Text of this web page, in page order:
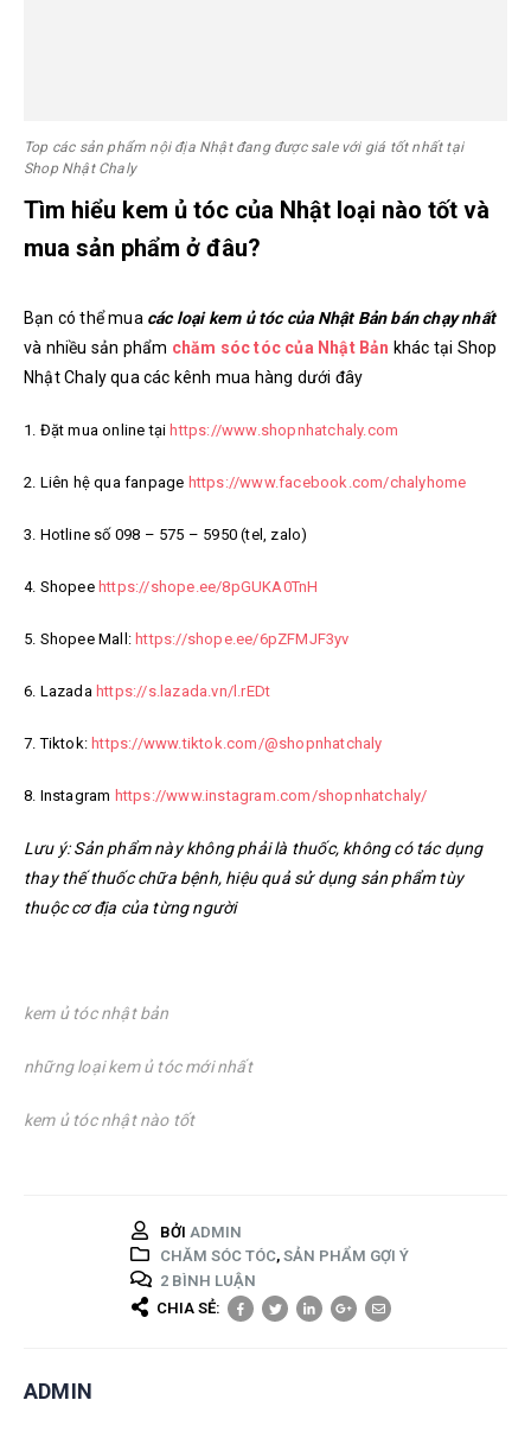
Top các sản phẩm nội địa Nhật đang được sale với giá tốt nhất tại
Shop Nhật Chaly
Tìm hiểu kem ủ tóc của Nhật loại nào tốt và
mua sản phẩm ở đâu?
Bạn có thể mua các loại kem ủ tóc của Nhật Bản bán chạy nhất
và nhiều sản phẩm chăm sóc tóc của Nhật Bản khác tại Shop
Nhật Chaly qua các kênh mua hàng dưới đây
1. Đặt mua online tại https://www.shopnhatchaly.com
2. Liên hệ qua fanpage https://www.facebook.com/chalyhome
3. Hotline số 098 – 575 – 5950 (tel, zalo)
4. Shopee https://shope.ee/8pGUKA0TnH
5. Shopee Mall: https://shope.ee/6pZFMJF3yv
6. Lazada https://s.lazada.vn/l.rEDt
7. Tiktok: https://www.tiktok.com/@shopnhatchaly
8. Instagram https://www.instagram.com/shopnhatchaly/
Lưu ý: Sản phẩm này không phải là thuốc, không có tác dụng
thay thế thuốc chữa bệnh, hiệu quả sử dụng sản phẩm tùy
thuộc cơ địa của từng người
kem ủ tóc nhật bản
những loại kem ủ tóc mới nhất
kem ủ tóc nhật nào tốt
BỞI ADMIN
CHĂM SÓC TÓC, SẢN PHẨM GỢI Ý
2 BÌNH LUẬN
CHIA SẺ:
ADMIN